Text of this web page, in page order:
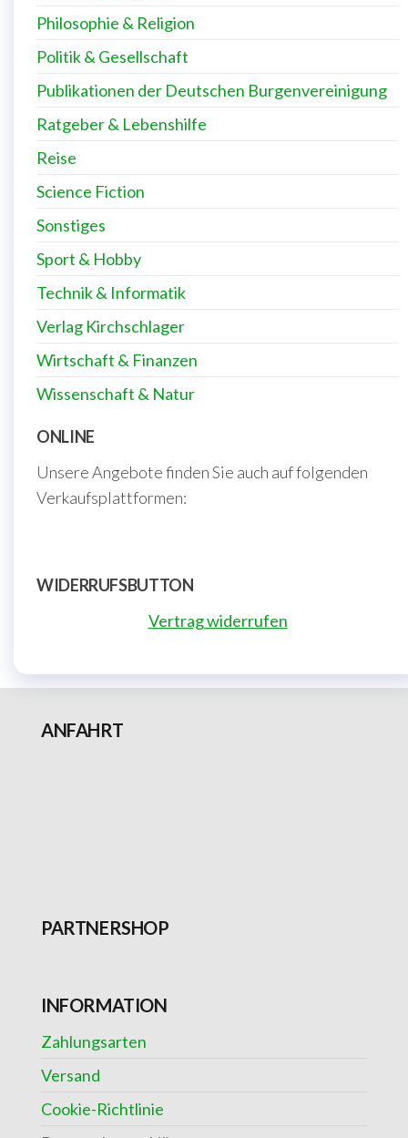
Philosophie & Religion
Politik & Gesellschaft
Publikationen der Deutschen Burgenvereinigung
Ratgeber & Lebenshilfe
Reise
Science Fiction
Sonstiges
Sport & Hobby
Technik & Informatik
Verlag Kirchschlager
Wirtschaft & Finanzen
Wissenschaft & Natur
ONLINE
Unsere Angebote finden Sie auch auf folgenden
Verkaufsplattformen:
WIDERRUFSBUTTON
Vertrag widerrufen
ANFAHRT
PARTNERSHOP
INFORMATION
Zahlungsarten
Versand
Cookie-Richtlinie